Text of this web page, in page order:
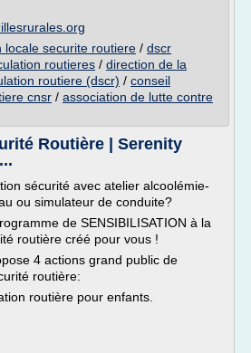
locale securite routiere / dscr
routieres / direction de la
routiere (dscr) / conseil
cnsr / association de lutte contre
Routière | Serenity
sécurité avec atelier alcoolémie-
ou simulateur de conduite?
de SENSIBILISATION à la
routière créé pour vous !
4 actions grand public de
routière:
routière pour enfants.